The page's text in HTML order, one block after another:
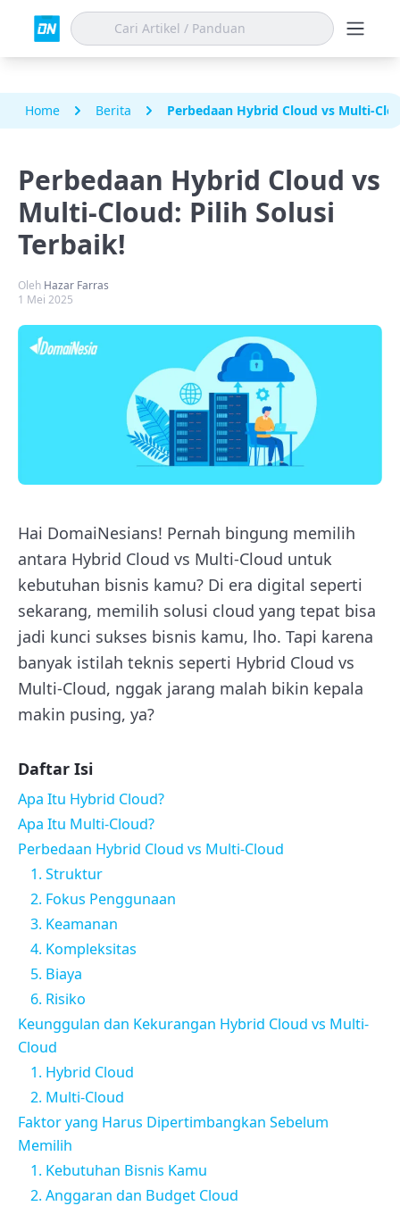
Home Berita Perbedaan Hybrid Cloud vs Multi-
Perbedaan Hybrid Cloud vs
Multi-Cloud: Pilih Solusi
Terbaik!
Oleh Hazar Farras
1 Mei 2025
Hai DomaiNesians! Pernah bingung memilih
antara Hybrid Cloud vs Multi-Cloud untuk
kebutuhan bisnis kamu? Di era digital seperti
sekarang, memilih solusi cloud yang tepat bisa
jadi kunci sukses bisnis kamu, lho. Tapi karena
banyak istilah teknis seperti Hybrid Cloud vs
Multi-Cloud, nggak jarang malah bikin kepala
makin pusing, ya?
Daftar Isi
Apa Itu Hybrid Cloud?
Apa Itu Multi-Cloud?
Perbedaan Hybrid Cloud vs Multi-Cloud
1. Struktur
2. Fokus Penggunaan
3. Keamanan
4. Kompleksitas
5. Biaya
6. Risiko
Keunggulan dan Kekurangan Hybrid Cloud vs Multi-
Cloud
1. Hybrid Cloud
2. Multi-Cloud
Faktor yang Harus Dipertimbangkan Sebelum
Memilih
1. Kebutuhan Bisnis Kamu
2. Anggaran dan Budget Cloud